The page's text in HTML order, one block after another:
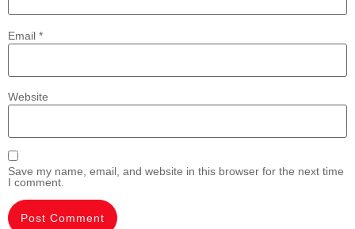
Email *
Website
Save my name, email, and website in this browser for the next time
I comment.